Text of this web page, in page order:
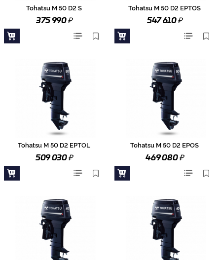
Tohatsu M 50 D2 S
375 990₽
Tohatsu M 50 D2 EPTOS
547 610₽
Tohatsu M 50 D2 EPTOL
509 030₽
Tohatsu M 50 D2 EPOS
469 080₽